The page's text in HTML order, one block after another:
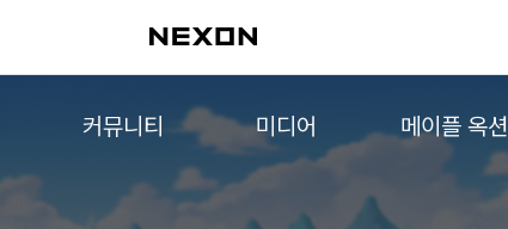
커뮤니티
자유게시판
미디어
영상
메이플 옥션